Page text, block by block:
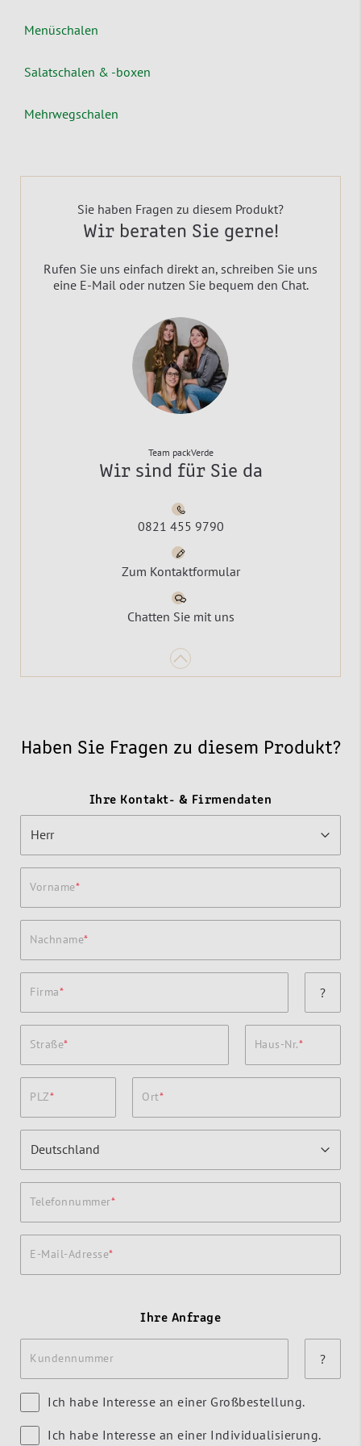
Menüschalen
Salatschalen & -boxen
Mehrwegschalen
Sie haben Fragen zu diesem Produkt?
Wir beraten Sie gerne!
Rufen Sie uns einfach direkt an, schreiben Sie uns
eine E-Mail oder nutzen Sie bequem den Chat.
Team packVerde
Wir sind für Sie da
0821 455 9790
Zum Kontaktformular
Chatten Sie mit uns
Haben Sie Fragen zu diesem Produkt?
Ihre Kontakt- & Firmendaten
Vorname
Nachname
Firma ?
Straße Haus-Nr.
PLZ Ort
Telefonnummer
E-Mail-Adresse
Ihre Anfrage
Kundennummer ?
Ich habe Interesse an einer Großbestellung.
Ich habe Interesse an einer Individualisierung.